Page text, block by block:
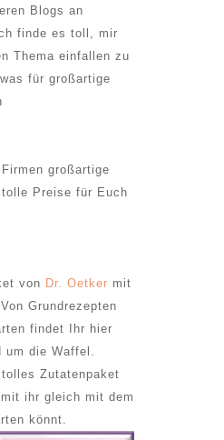
Blogs an
finde es toll, mir
Thema einfallen zu
für großartige
großartige
Preise für Euch
von Dr. Oetker mit
Grundrezepten
findet Ihr hier
die Waffel.
Zutatenpaket
ihr gleich mit dem
könnt.